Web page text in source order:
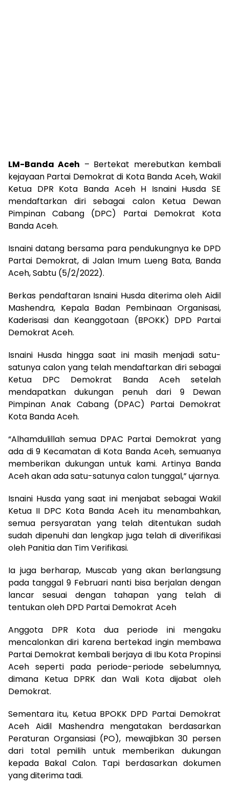
LM-Banda Aceh – Bertekat merebutkan kembali
kejayaan Partai Demokrat di Kota Banda Aceh, Wakil
Ketua DPR Kota Banda Aceh H Isnaini Husda SE
mendaftarkan diri sebagai calon Ketua Dewan
Pimpinan Cabang (DPC) Partai Demokrat Kota
Banda Aceh.
Isnaini datang bersama para pendukungnya ke DPD
Partai Demokrat, di Jalan Imum Lueng Bata, Banda
Aceh, Sabtu (5/2/2022).
Berkas pendaftaran Isnaini Husda diterima oleh Aidil
Mashendra, Kepala Badan Pembinaan Organisasi,
Kaderisasi dan Keanggotaan (BPOKK) DPD Partai
Demokrat Aceh.
Isnaini Husda hingga saat ini masih menjadi satu-
satunya calon yang telah mendaftarkan diri sebagai
Ketua DPC Demokrat Banda Aceh setelah
mendapatkan dukungan penuh dari 9 Dewan
Pimpinan Anak Cabang (DPAC) Partai Demokrat
Kota Banda Aceh.
“Alhamdulillah semua DPAC Partai Demokrat yang
ada di 9 Kecamatan di Kota Banda Aceh, semuanya
memberikan dukungan untuk kami. Artinya Banda
Aceh akan ada satu-satunya calon tunggal,” ujarnya.
Isnaini Husda yang saat ini menjabat sebagai Wakil
Ketua II DPC Kota Banda Aceh itu menambahkan,
semua persyaratan yang telah ditentukan sudah
sudah dipenuhi dan lengkap juga telah di diverifikasi
oleh Panitia dan Tim Verifikasi.
Ia juga berharap, Muscab yang akan berlangsung
pada tanggal 9 Februari nanti bisa berjalan dengan
lancar sesuai dengan tahapan yang telah di
tentukan oleh DPD Partai Demokrat Aceh
Anggota DPR Kota dua periode ini mengaku
mencalonkan diri karena bertekad ingin membawa
Partai Demokrat kembali berjaya di Ibu Kota Propinsi
Aceh seperti pada periode-periode sebelumnya,
dimana Ketua DPRK dan Wali Kota dijabat oleh
Demokrat.
Sementara itu, Ketua BPOKK DPD Partai Demokrat
Aceh Aidil Mashendra mengatakan berdasarkan
Peraturan Organsiasi (PO), mewajibkan 30 persen
dari total pemilih untuk memberikan dukungan
kepada Bakal Calon. Tapi berdasarkan dokumen
yang diterima tadi.